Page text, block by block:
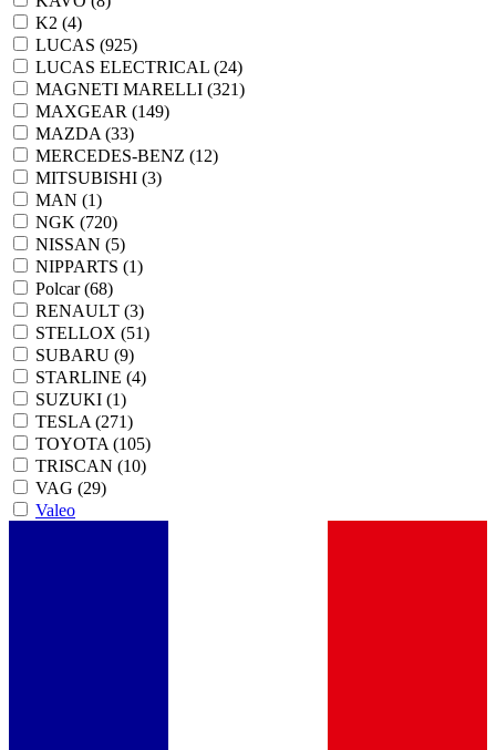
K2 (4)
LUCAS (925)
LUCAS ELECTRICAL (24)
MAGNETI MARELLI (321)
MAXGEAR (149)
MAZDA (33)
MERCEDES-BENZ (12)
MITSUBISHI (3)
MAN (1)
NGK (720)
NISSAN (5)
NIPPARTS (1)
Polcar(68)
RENAULT (3)
STELLOX (51)
SUBARU (9)
STARLINE (4)
SUZUKI (1)
TESLA (271)
TOYOTA (105)
TRISCAN (10)
VAG (29)
Valeo